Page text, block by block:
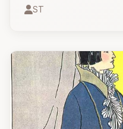
y tới và bảo rằng:
ST